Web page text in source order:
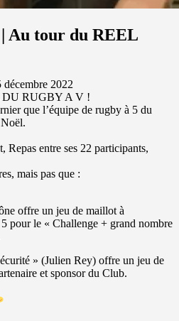
Au tour du REEL
décembre 2022
DU RUGBY A V !
que l’équipe de rugby à 5 du
Repas entre ses 22 participants,
mais pas que :
offre un jeu de maillot à
pour le « Challenge + grand nombre
» (Julien Rey) offre un jeu de
et sponsor du Club.